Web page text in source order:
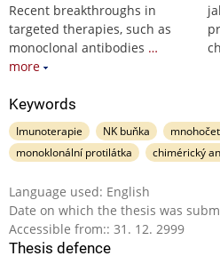
Recent breakthroughs in
targeted therapies, such as
monoclonal antibodies …
more
Keywords
Imunoterapie NK buňka
monoklonální protilátka
chimérický
Language used: English
Date on which the thesis was
Accessible from:: 31. 12. 2999
Thesis defence